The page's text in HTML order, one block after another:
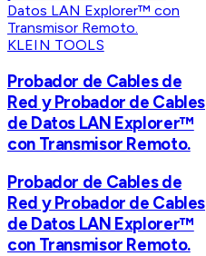
KLEIN TOOLS
Probador de Cables de
Red y Probador de Cables
de Datos LAN Explorer™
con Transmisor Remoto.
Probador de Cables de
Red y Probador de Cables
de Datos LAN Explorer™
con Transmisor Remoto.